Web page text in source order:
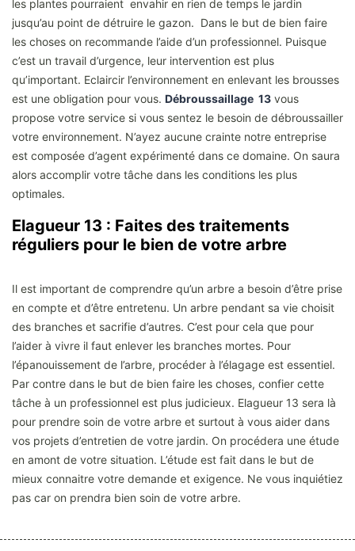
les plantes pourraient envahir en rien de temps le jardin
jusqu’au point de détruire le gazon. Dans le but de bien faire
les choses on recommande l’aide d’un professionnel. Puisque
c’est un travail d’urgence, leur intervention est plus
qu’important. Eclaircir l’environnement en enlevant les brousses
est une obligation pour vous. Débroussaillage 13 vous
propose votre service si vous sentez le besoin de débroussailler
votre environnement. N’ayez aucune crainte notre entreprise
est composée d’agent expérimenté dans ce domaine. On saura
alors accomplir votre tâche dans les conditions les plus
optimales.
Elagueur 13 : Faites des traitements
réguliers pour le bien de votre arbre
Il est important de comprendre qu’un arbre a besoin d’être prise
en compte et d’être entretenu. Un arbre pendant sa vie choisit
des branches et sacrifie d’autres. C’est pour cela que pour
l’aider à vivre il faut enlever les branches mortes. Pour
l’épanouissement de l’arbre, procéder à l’élagage est essentiel.
Par contre dans le but de bien faire les choses, confier cette
tâche à un professionnel est plus judicieux. Elagueur 13 sera là
pour prendre soin de votre arbre et surtout à vous aider dans
vos projets d’entretien de votre jardin. On procédera une étude
en amont de votre situation. L’étude est fait dans le but de
mieux connaitre votre demande et exigence. Ne vous inquiétiez
pas car on prendra bien soin de votre arbre.